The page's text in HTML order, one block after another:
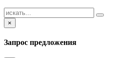
×
Запрос предложения